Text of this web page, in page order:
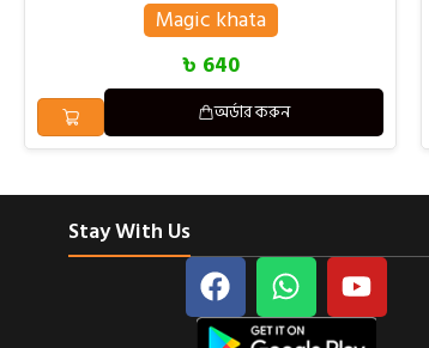
Magic khata
৳ 640
অর্ডার করুন
Stay With Us